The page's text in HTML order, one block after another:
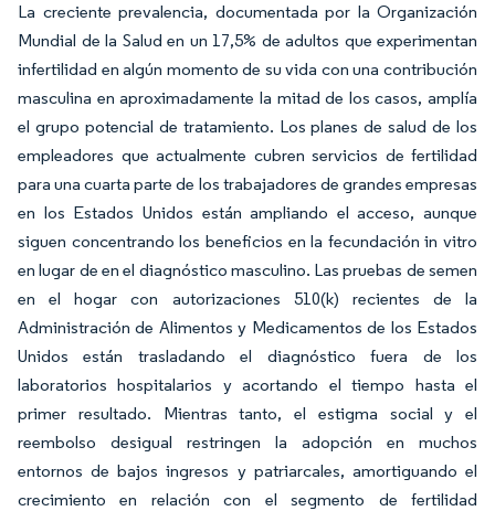
La creciente prevalencia, documentada por la Organización
Mundial de la Salud en un 17,5% de adultos que experimentan
infertilidad en algún momento de su vida con una contribución
masculina en aproximadamente la mitad de los casos, amplía
el grupo potencial de tratamiento. Los planes de salud de los
empleadores que actualmente cubren servicios de fertilidad
para una cuarta parte de los trabajadores de grandes empresas
en los Estados Unidos están ampliando el acceso, aunque
siguen concentrando los beneficios en la fecundación in vitro
en lugar de en el diagnóstico masculino. Las pruebas de semen
en el hogar con autorizaciones 510(k) recientes de la
Administración de Alimentos y Medicamentos de los Estados
Unidos están trasladando el diagnóstico fuera de los
laboratorios hospitalarios y acortando el tiempo hasta el
primer resultado. Mientras tanto, el estigma social y el
reembolso desigual restringen la adopción en muchos
entornos de bajos ingresos y patriarcales, amortiguando el
crecimiento en relación con el segmento de fertilidad